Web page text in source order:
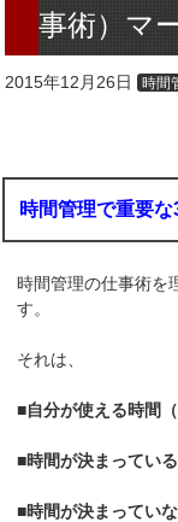
事術）マ
2015年12月26日 時間
時間管理で重要
時間管理の仕事術を
す。
それは、
■自分が使える時間（
■時間が決まってい
■時間が決まってい